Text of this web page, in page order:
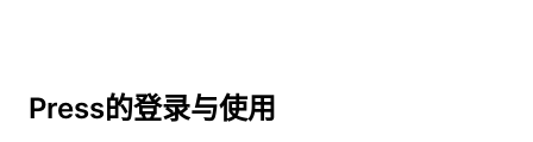
Press的登录与使用